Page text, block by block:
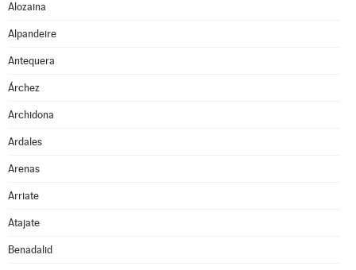
Alozaina
Alpandeire
Antequera
Árchez
Archidona
Ardales
Arenas
Arriate
Atajate
Benadalid